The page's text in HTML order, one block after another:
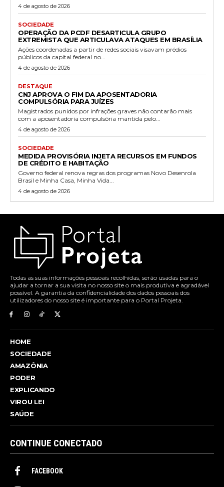
4 de agosto de 2026
SOCIEDADE
OPERAÇÃO DA PCDF DESARTICULA GRUPO
EXTREMISTA QUE ARTICULAVA ATAQUES EM BRASÍLIA
Ações coordenadas a partir de redes sociais visavam prédios
públicos da capital federal no...
4 de agosto de 2026
DESTAQUE
CNJ APROVA O FIM DA APOSENTADORIA
COMPULSÓRIA PARA JUÍZES
Magistrados punidos por infrações graves não contarão mais
com a aposentadoria compulsória mantida pelo...
4 de agosto de 2026
SOCIEDADE
MEDIDA PROVISÓRIA INJETA RECURSOS EM FUNDOS
DE CRÉDITO E HABITAÇÃO
Governo federal renova regras dos programas Novo Desenrola
Brasil e Minha Casa, Minha Vida...
4 de agosto de 2026
Todas as suas informações pessoais recolhidas, serão usadas para o
ajudar a tornar a sua visita no nosso site o mais produtiva e agradável
possível. A garantia da confidencialidade dos dados pessoais dos
utilizadores do nosso site é importante para o Portal Projeta.
HOME
SOCIEDADE
AMAZÔNIA
PODER
EXPLICANDO
VIROU LEI
SAÚDE
CONTINUE CONECTADO
FACEBOOK